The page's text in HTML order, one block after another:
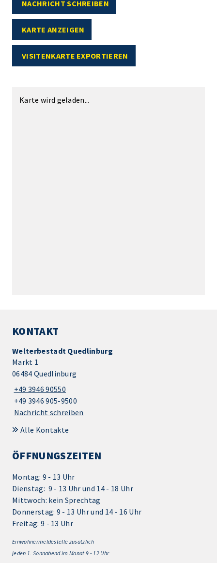
NACHRICHT SCHREIBEN
KARTE ANZEIGEN
VISITENKARTE EXPORTIEREN
Karte wird geladen...
KONTAKT
Welterbestadt Quedlinburg
Markt 1
06484 Quedlinburg
+49 3946 90550
+49 3946 905-9500
Nachricht schreiben
Alle Kontakte
ÖFFNUNGSZEITEN
Montag: 9 - 13 Uhr
Dienstag: 9 - 13 Uhr und 14 - 18 Uhr
Mittwoch: kein Sprechtag
Donnerstag: 9 - 13 Uhr und 14 - 16 Uhr
Freitag: 9 - 13 Uhr
Einwohnermeldestelle zusätzlich
jeden 1. Sonnabend im Monat 9 - 12 Uhr